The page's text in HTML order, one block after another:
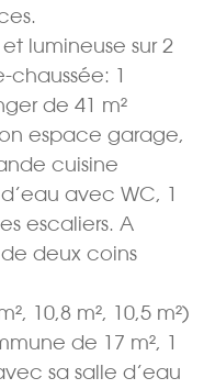
lumineuse sur 2
1
de 41 m²
espace garage,
cuisine
avec WC, 1
escaliers. A
deux coins
10,8 m², 10,5 m²)
de 17 m², 1
sa salle d’eau